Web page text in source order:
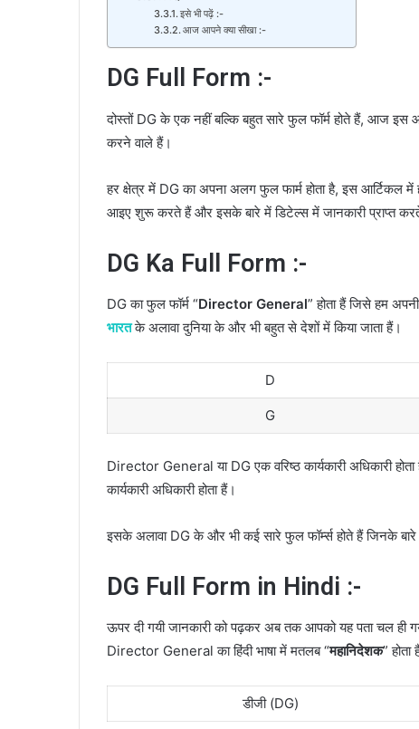
इसे भी पढ़ें :-
आज आपने क्या सीखा :-
DG Full Form :-
दोस्तों DG के एक नहीं बल्कि बहुत सारे फुल फॉर्म होते हैं, आज इस
करने वाले हैं।
हर क्षेत्र में DG का अपना अलग फुल फार्म होता है, इस आर्टिकल
आइए शुरू करते हैं और इसके बारे में डिटेल्स में जानकारी प्राप्त
DG Ka Full Form :-
DG का फुल फॉर्म “Director General” होता हैं जिसे हम
भारतके अलावा दुनिया के और भी बहुत से देशों में किया जाता हैं।
D
G
Director General या DG एक वरिष्ठ कार्यकारी अधिकारी
कार्यकारी अधिकारी होता हैं।
इसके अलावा DG के और भी कई सारे फुल फॉर्म्स होते हैं जिनके
DG Full Form in Hindi :-
ऊपर दी गयी जानकारी को पढ़कर अब तक आपको यह पता चल ही
Director General का हिंदी भाषा में मतलब “महानिदेशक”
डीजी (DG)